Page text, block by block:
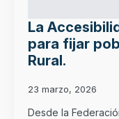
La
para fijar
Rural.
23 marzo, 2026
Desde la